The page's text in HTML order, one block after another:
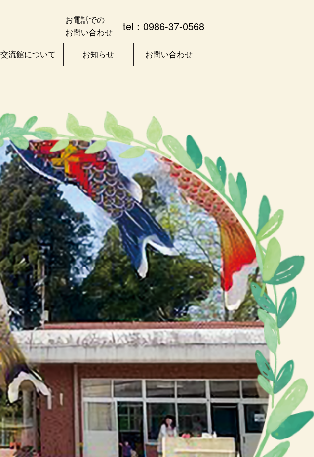
お電話での
お問い合わせ
tel：0986-37-0568
交流館について お知らせ お問い合わせ